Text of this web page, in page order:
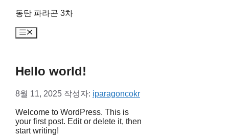
동탄 파라곤 3차
메
Hello world!
8월 11, 2025 작성자: iparagoncokr
Welcome to WordPress. This is
your first post. Edit or delete it, then
start writing!